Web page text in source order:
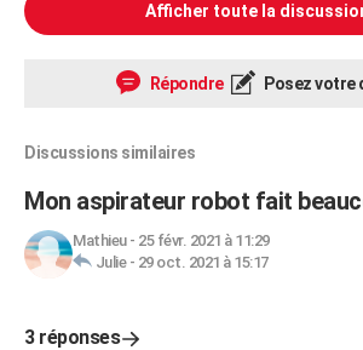
Afficher toute la
Répondre Posez votre
Discussions similaires
Mon aspirateur robot fait
Mathieu- 25 févr. 2021 à 11:29
Julie- 29 oct. 2021 à 15:17
3 réponses